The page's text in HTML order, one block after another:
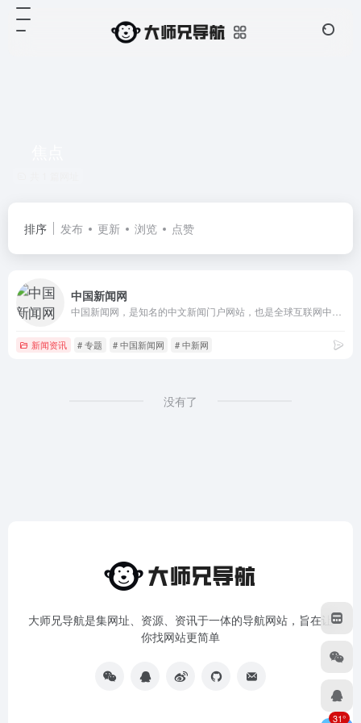
排序 发布 更新 浏览 点赞
中国新闻网
新闻资讯 # 专题 # 中国新闻网 # 中新网
没有了
大师兄导航是集网址、资源、资讯于一体的导航网站，旨在让
你找网站更简单
31°